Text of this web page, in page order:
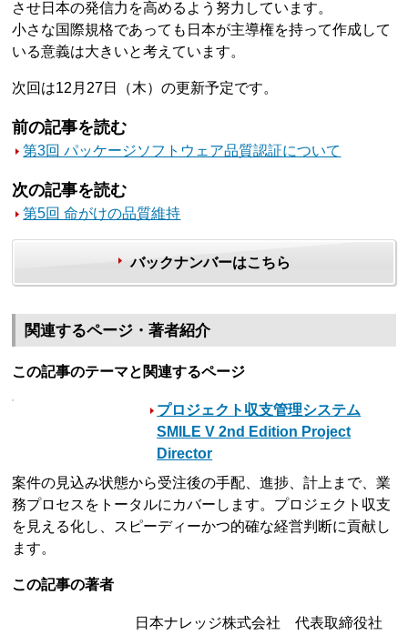
させ日本の発信力を高めるよう努力しています。
小さな国際規格であっても日本が主導権を持って作成して
いる意義は大きいと考えています。
次回は12月27日（木）の更新予定です。
前の記事を読む
第3回 パッケージソフトウェア品質認証について
次の記事を読む
第5回 命がけの品質維持
バックナンバーはこちら
関連するページ・著者紹介
この記事のテーマと関連するページ
プロジェクト収支管理システム
SMILE V 2nd Edition Project
Director
案件の見込み状態から受注後の手配、進捗、計上まで、業
務プロセスをトータルにカバーします。プロジェクト収支
を見える化し、スピーディーかつ的確な経営判断に貢献し
ます。
この記事の著者
日本ナレッジ株式会社 代表取締役社